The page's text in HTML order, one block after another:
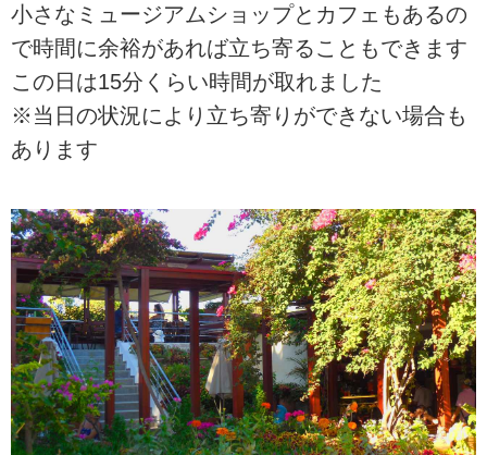
小さなミュージアムショップとカフェもあるの
で時間に余裕があれば立ち寄ることもできます
この日は15分くらい時間が取れました
※当日の状況により立ち寄りができない場合も
あります